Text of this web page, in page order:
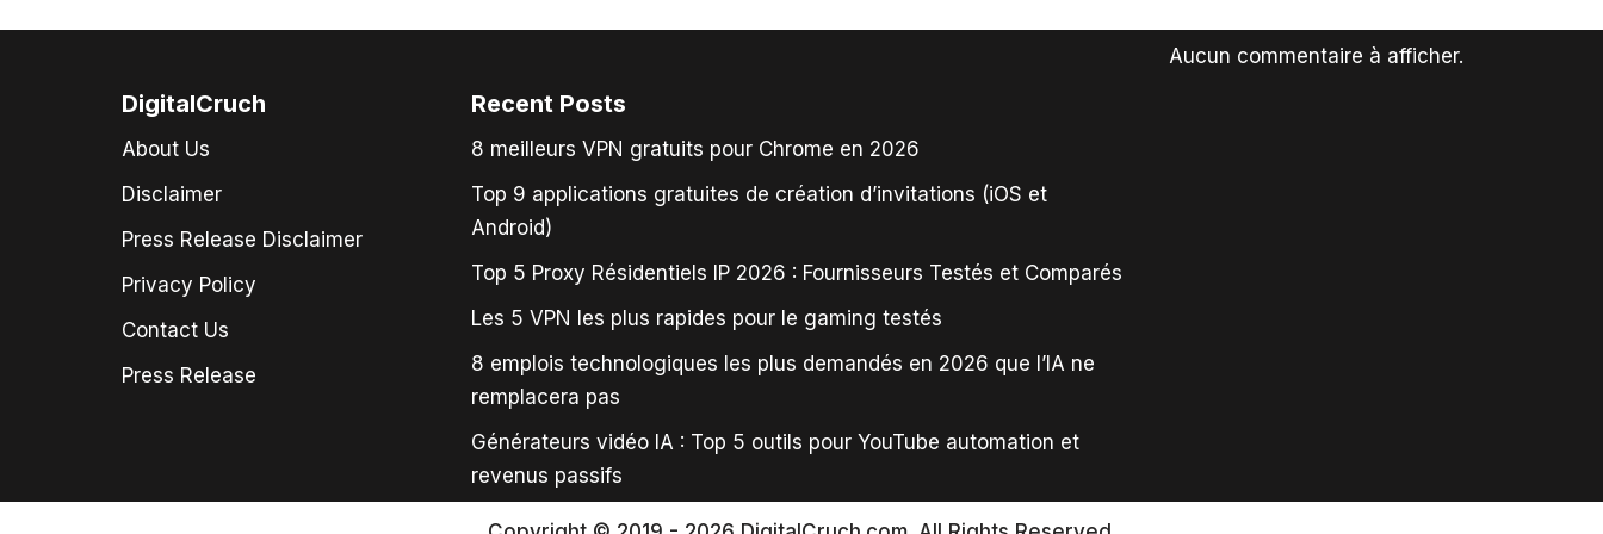
DigitalCruch
About Us
Disclaimer
Press Release Disclaimer
Privacy Policy
Contact Us
Press Release
Recent Posts
8 meilleurs VPN gratuits pour Chrome en 2026
Top 9 applications gratuites de création d’invitations (iOS et
Android)
Top 5 Proxy Résidentiels IP 2026 : Fournisseurs Testés et Comparés
Les 5 VPN les plus rapides pour le gaming testés
8 emplois technologiques les plus demandés en 2026 que l’IA ne
remplacera pas
Générateurs vidéo IA : Top 5 outils pour YouTube automation et
revenus passifs
Aucun commentaire à afficher.